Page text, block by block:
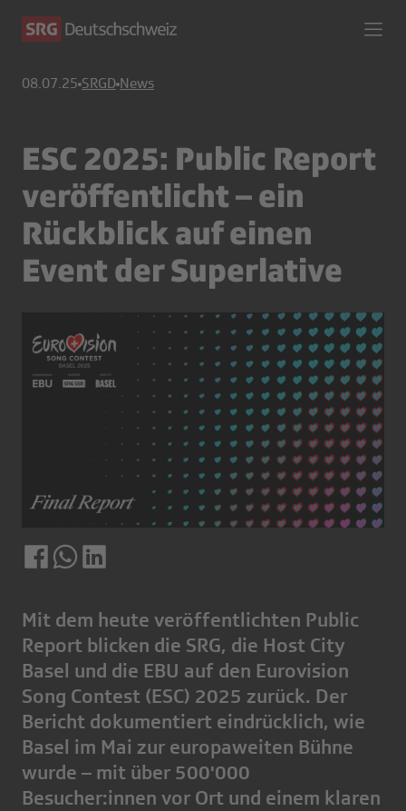
08.07.25 SRGD News
ESC 2025: Public Report
veröffentlicht – ein
Rückblick auf einen
Event der Superlative
Mit dem heute veröffentlichten Public
Report blicken die SRG, die Host City
Basel und die EBU auf den Eurovision
Song Contest (ESC) 2025 zurück. Der
Bericht dokumentiert eindrücklich, wie
Basel im Mai zur europaweiten Bühne
wurde – mit über 500'000
Besucher:innen vor Ort und einem klaren